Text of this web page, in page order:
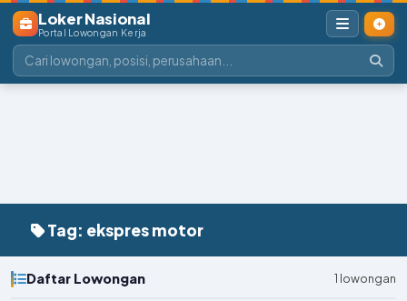
Loker Nasional
Portal Lowongan Kerja
Tag: ekspres motor
Daftar Lowongan 1 lowongan